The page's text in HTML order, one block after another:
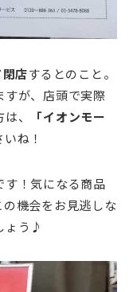
店するとのこと。
すが、店頭で実際
、
「イオンモー
ね！
す！気になる商品
機会をお見逃しな
ょう♪